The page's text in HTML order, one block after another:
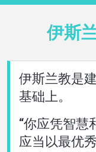
家
伊斯
伊斯兰教是
基础上。
“你应凭智慧
应当以最优